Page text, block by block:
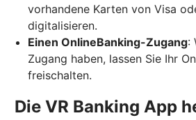
vorhandene Karten von Visa
digitalisieren.
Einen OnlineBanking-Zugang:
Zugang haben, lassen Sie Ihr
freischalten.
Die VR Banking App